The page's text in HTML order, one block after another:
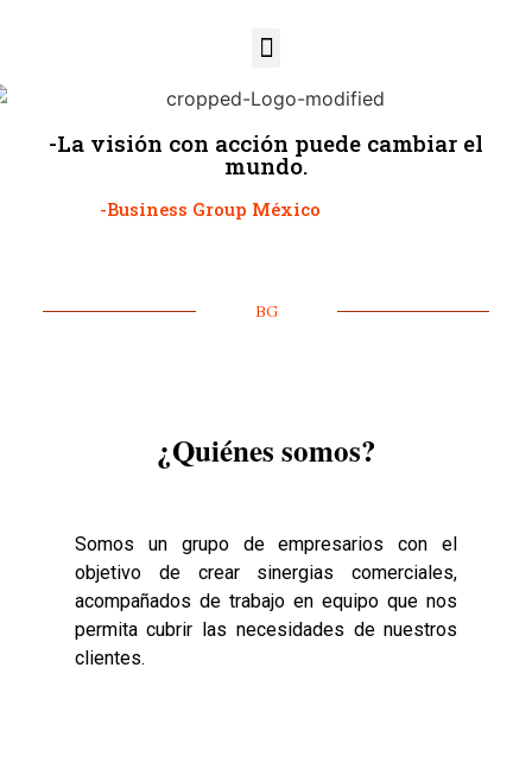
-La visión con acción puede cambiar el
mundo.
-Business Group México
BG
¿Quiénes somos?
Somos un grupo de empresarios con el
objetivo de crear sinergias comerciales,
acompañados de trabajo en equipo que nos
permita cubrir las necesidades de nuestros
clientes.